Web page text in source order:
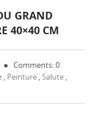
GRAND
40×40 CM
Comments: 0
, Peinture ,Salute ,